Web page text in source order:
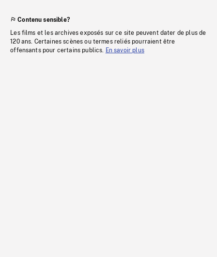
Contenu sensible?
Les films et les archives exposés sur ce site peuvent dater de plus de
120 ans. Certaines scènes ou termes reliés pourraient être
offensants pour certains publics. En savoir plus